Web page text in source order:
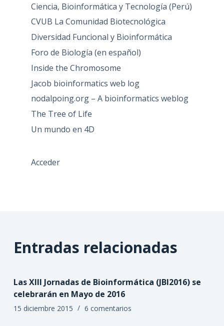
Ciencia, Bioinformática y Tecnología (Perú)
CVUB La Comunidad Biotecnológica
Diversidad Funcional y Bioinformática
Foro de Biología (en español)
Inside the Chromosome
Jacob bioinformatics web log
nodalpoing.org – A bioinformatics weblog
The Tree of Life
Un mundo en 4D
Acceder
Entradas relacionadas
Las XIII Jornadas de Bioinformática (JBI2016) se
celebrarán en Mayo de 2016
15 diciembre 2015 6 comentarios